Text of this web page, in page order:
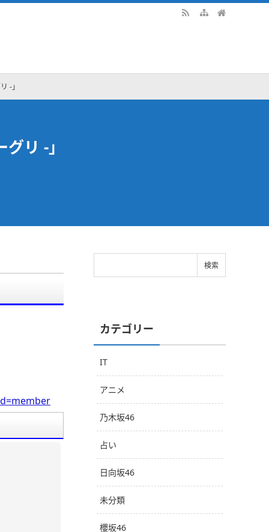
-」
リ -」
カテゴリー
IT
アニメ
乃木坂46
占い
日向坂46
未分類
櫻坂46